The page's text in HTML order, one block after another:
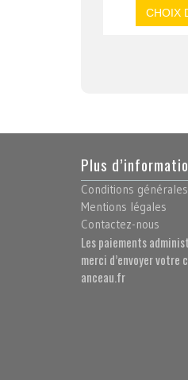
CHOIX
Plus
Conditions
Mentions légales
Contactez-nous
Les paiements
merci d’envoyer votre
anceau.fr